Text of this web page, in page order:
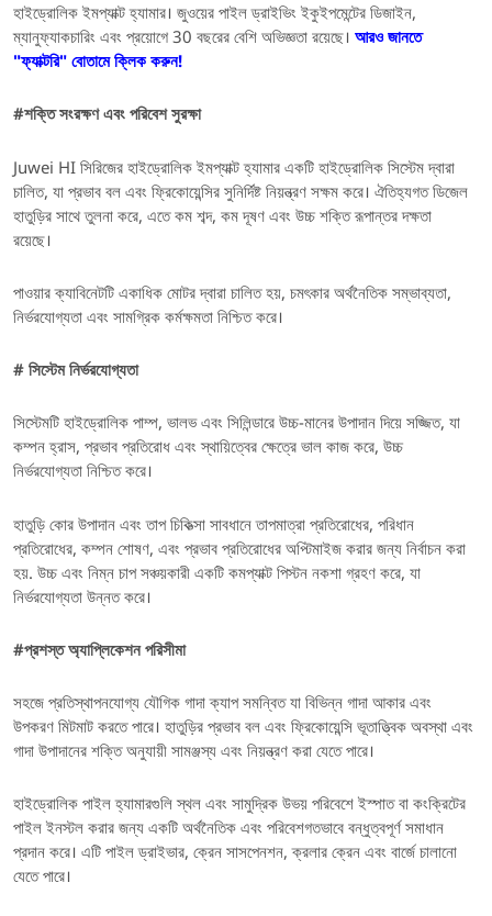
হাইড্রোলিক ইমপ্যাক্ট হ্যামার। জুওয়ের পাইল ড্রাইভিং ইকুইপমেন্টের ডিজাইন,
ম্যানুফ্যাকচারিং এবং প্রয়োগে 30 বছরের বেশি অভিজ্ঞতা রয়েছে। আরও জানতে
"ফ্যাক্টরি" বোতামে ক্লিক করুন!
#শক্তি সংরক্ষণ এবং পরিবেশ সুরক্ষা
Juwei HI সিরিজের হাইড্রোলিক ইমপ্যাক্ট হ্যামার একটি হাইড্রোলিক সিস্টেম দ্বারা
চালিত, যা প্রভাব বল এবং ফ্রিকোয়েন্সির সুনির্দিষ্ট নিয়ন্ত্রণ সক্ষম করে। ঐতিহ্যগত ডিজেল
হাতুড়ির সাথে তুলনা করে, এতে কম শব্দ, কম দূষণ এবং উচ্চ শক্তি রূপান্তর দক্ষতা
রয়েছে।
পাওয়ার ক্যাবিনেটটি একাধিক মোটর দ্বারা চালিত হয়, চমৎকার অর্থনৈতিক সম্ভাব্যতা,
নির্ভরযোগ্যতা এবং সামগ্রিক কর্মক্ষমতা নিশ্চিত করে।
# সিস্টেম নির্ভরযোগ্যতা
সিস্টেমটি হাইড্রোলিক পাম্প, ভালভ এবং সিলিন্ডারে উচ্চ-মানের উপাদান দিয়ে সজ্জিত, যা
কম্পন হ্রাস, প্রভাব প্রতিরোধ এবং স্থায়িত্বের ক্ষেত্রে ভাল কাজ করে, উচ্চ
নির্ভরযোগ্যতা নিশ্চিত করে।
হাতুড়ি কোর উপাদান এবং তাপ চিকিত্সা সাবধানে তাপমাত্রা প্রতিরোধের, পরিধান
প্রতিরোধের, কম্পন শোষণ, এবং প্রভাব প্রতিরোধের অপ্টিমাইজ করার জন্য নির্বাচন করা
হয়. উচ্চ এবং নিম্ন চাপ সঞ্চয়কারী একটি কমপ্যাক্ট পিস্টন নকশা গ্রহণ করে, যা
নির্ভরযোগ্যতা উন্নত করে।
#প্রশস্ত অ্যাপ্লিকেশন পরিসীমা
সহজে প্রতিস্থাপনযোগ্য যৌগিক গাদা ক্যাপ সমন্বিত যা বিভিন্ন গাদা আকার এবং
উপকরণ মিটমাট করতে পারে। হাতুড়ির প্রভাব বল এবং ফ্রিকোয়েন্সি ভূতাত্ত্বিক অবস্থা এবং
গাদা উপাদানের শক্তি অনুযায়ী সামঞ্জস্য এবং নিয়ন্ত্রণ করা যেতে পারে।
হাইড্রোলিক পাইল হ্যামারগুলি স্থল এবং সামুদ্রিক উভয় পরিবেশে ইস্পাত বা কংক্রিটের
পাইল ইনস্টল করার জন্য একটি অর্থনৈতিক এবং পরিবেশগতভাবে বন্ধুত্বপূর্ণ সমাধান
প্রদান করে। এটি পাইল ড্রাইভার, ক্রেন সাসপেনশন, ক্রলার ক্রেন এবং বার্জে চালানো
যেতে পারে।